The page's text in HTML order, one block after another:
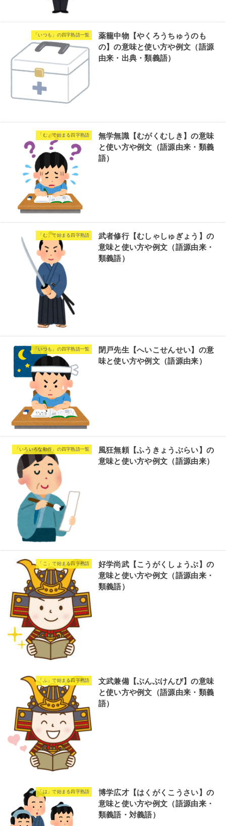
「いつも」の四字熟語一覧
薬籠中物【やくろうちゅうのも
の】の意味と使い方や例文（語源
由来・出典・類義語）
「む」で始まる四字熟語
無学無識【むがくむしき】の意味
と使い方や例文（語源由来・類義
語）
「む」で始まる四字熟語
武者修行【むしゃしゅぎょう】の
意味と使い方や例文（語源由来・
類義語）
「いつも」の四字熟語一覧
閉戸先生【へいこせんせい】の意
味と使い方や例文（語源由来）
「いろいろな動作」の四字熟語一覧
風狂無頼【ふうきょうぶらい】の
意味と使い方や例文（語源由来）
「こ」で始まる四字熟語
好学尚武【こうがくしょうぶ】の
意味と使い方や例文（語源由来・
類義語）
「ふ」で始まる四字熟語
文武兼備【ぶんぶけんび】の意味
と使い方や例文（語源由来・類義
語）
「は」で始まる四字熟語
博学広才【はくがくこうさい】の
意味と使い方や例文（語源由来・
類義語・対義語）